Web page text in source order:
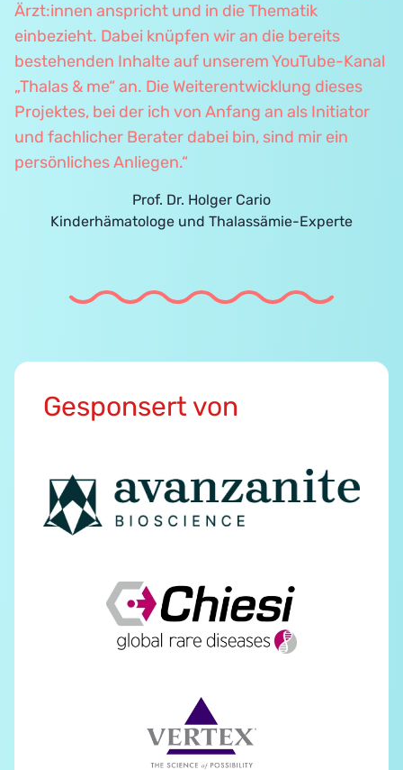
Ärzt:innen anspricht und in die Thematik
einbezieht. Dabei knüpfen wir an die bereits
bestehenden Inhalte auf unserem YouTube-Kanal
„Thalas & me“ an. Die Weiterentwicklung dieses
Projektes, bei der ich von Anfang an als Initiator
und fachlicher Berater dabei bin, sind mir ein
persönliches Anliegen.“
Prof. Dr. Holger Cario
Kinderhämatologe und Thalassämie-Experte
Gesponsert von